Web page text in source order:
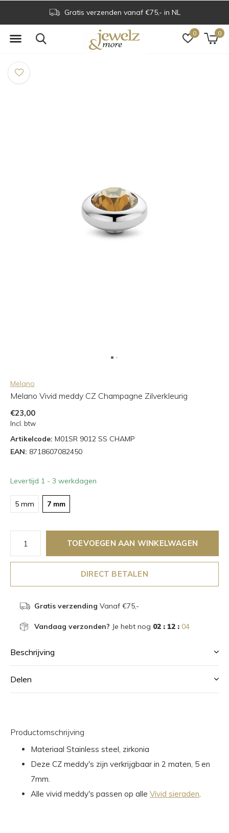
0 0
Gratis verzenden vanaf €75,- in NL
Melano
Melano Vivid meddy CZ Champagne Zilverkleurig
€23,00
Incl. btw
Artikelcode: M01SR 9012 SS CHAMP
EAN: 8718607082450
Levertijd 1 - 3 werkdagen
5 mm 7 mm
TOEVOEGEN AAN WINKELWAGEN
DIRECT BETALEN
Gratis verzending Vanaf €75,-
Vandaag verzonden? Je hebt nog 02 : 12 : 04
Beschrijving
Delen
Productomschrijving
Materiaal Stainless steel, zirkonia
Deze CZ meddy's zijn verkrijgbaar in 2 maten, 5 en
7mm.
Alle vivid meddy's passen op alle Vivid sieraden.